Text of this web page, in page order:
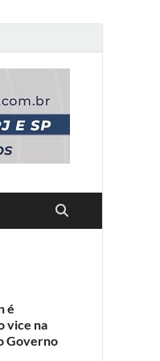
é
vice na
Governo